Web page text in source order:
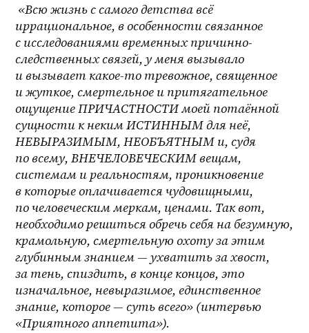
«Всю жизнь с самого детства всё
иррациональное, в особенности связанное
с исследованиями временных причинно-
следственных связей, у меня вызывало
и вызывает какое-то тревожное, священное
и жуткое, смертельное и притягательное
ощущение ПРИЧАСТНОСТИ моей потаённой
сущности к неким ИСТИННЫМ для неё,
НЕВЫРАЗИМЫМ, НЕОБЪЯТНЫМ и, судя
по всему, ВНЕЧЕЛОВЕЧЕСКИМ вещам,
системам и реальностям, проникновение
в которые оплачивается чудовищными,
по человеческим меркам, ценами. Так вот,
необходимо решиться обречь себя на безумную,
крамольную, смертельную охоту за этим
глубинным знанием — ухватить за хвост,
за тень, спиздить, в конце концов, это
изначальное, невыразимое, единственное
знание, которое — суть всего» (интервью
«Приятного аппетита»).